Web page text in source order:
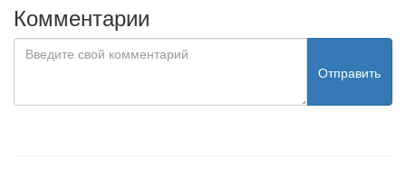
Комментарии
Отправить